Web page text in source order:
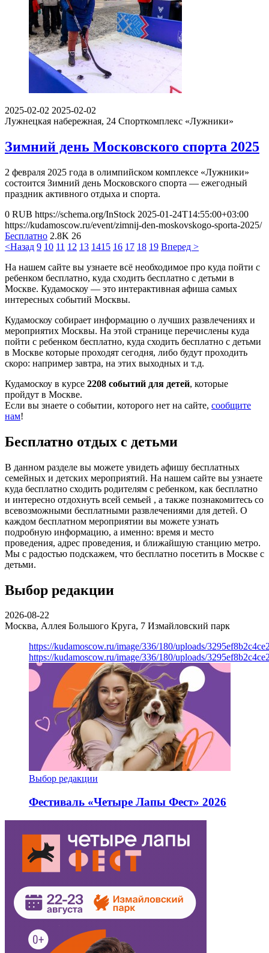
2025-02-02 2025-02-02
Лужнецкая набережная, 24 Спорткомплекс «Лужники»
Зимний день Московского спорта 2025
2 февраля 2025 года в олимпийском комплексе «Лужники»
состоится Зимний день Московского спорта — ежегодный
праздник активного отдыха и спорта.
0 RUB https://schema.org/InStock 2025-01-24T14:55:00+03:00
https://kudamoscow.ru/event/zimnij-den-moskovskogo-sporta-2025/
Бесплатно 2.8K 26
<Назад 9 10 11 12 13 1415 16 17 18 19 Вперед >
На нашем сайте вы узнаете всё необходимое про куда пойти с
ребенком бесплатно, куда сходить бесплатно с детьми в
Москве. Кудамоскоу — это интерактивная афиша самых
интересных событий Москвы.
Кудамоскоу собирает информацию о лучших развлечениях и
мероприятих Москвы. На этой странице перечислены куда
пойти с ребенком бесплатно, куда сходить бесплатно с детьми
в Москве которые проходят сегодня, либо будут проходить
скоро: например завтра, на этих выходных и т.д.
Кудамоскоу в курсе 2208 событий для детей, которые
пройдут в Москве.
Если вы знаете о событии, которого нет на сайте, сообщите
нам!
Бесплатно отдых с детьми
В данном разделе вы можете увидеть афишу бесплатных
семейных и детских мероприятий. На нашем сайте вы узнаете
куда бесплатно сходить родителям с ребенком, как бесплатно
и интересно отдохнуть всей семьей , а также познакомитесь со
всевозможными бесплатными развлечениями для детей. О
каждом бесплатном мероприятии вы можете узнать
подробную информацию, а именно: время и место
проведения, адрес проведения, и ближайшую станцию метро.
Мы с радостью подскажем, что бесплатно посетить в Москве с
детьми.
Выбор редакции
2026-08-22
Москва, Аллея Большого Круга, 7 Измайловский парк
https://kudamoscow.ru/image/336/180/uploads/
https://kudamoscow.ru/image/336/180/uploads/
Выбор редакции
Фестиваль «Четыре Лапы Фест» 2026